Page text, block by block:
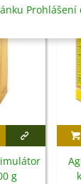
g
Prohlášení